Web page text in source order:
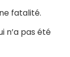
fatalité.
n’a pas été